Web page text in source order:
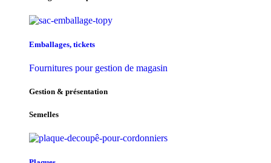
Emballages, tickets
Fournitures pour gestion de magasin
Gestion & présentation
Semelles